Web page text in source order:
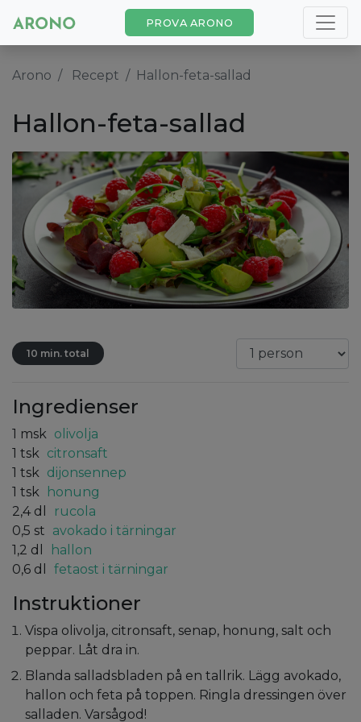
PROVA ARONO
Arono Recept Hallon-feta-sallad
Hallon-feta-sallad
10 min. total
Ingredienser
1 msk olivolja
1 tsk citronsaft
1 tsk dijonsennep
1 tsk
honung
2,4 dl
rucola
0,5 st avokado i tärningar
1,2 dl
hallon
0,6 dl fetaost i tärningar
Instruktioner
Vispa olivolja, citronsaft, senap, honung, salt och
peppar. Låt dra in.
Blanda salladsbladen på en tallrik. Lägg avokado,
hallon och feta på toppen. Ringla dressingen över
salladen. Varsågod!